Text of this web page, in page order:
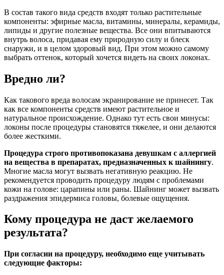
В состав такого вида средств входят только растительные
компоненты: эфирные масла, витамины, минералы, керамиды,
липиды и другие полезные вещества. Все они впитываются
внутрь волоса, придавая ему природную силу и блеск
снаружи, и в целом здоровый вид. При этом можно самому
выбрать оттенок, который хочется видеть на своих локонах.
Вредно ли?
Как такового вреда волосам экранирование не принесет. Так
как все компоненты средств имеют растительное и
натуральное происхождение. Однако тут есть свои минусы:
локоны после процедуры становятся тяжелее, и они делаются
более жесткими.
Процедура строго противопоказана девушкам с аллергией
на вещества в препаратах, предназначенных к шайнингу.
Многие масла могут вызвать негативную реакцию. Не
рекомендуется проводить процедуру людям с проблемами
кожи на голове: царапины или раны. Шайнинг может вызвать
раздражения эпидермиса головы, болевые ощущения.
Кому процедура не даст желаемого
результата?
При согласии на процедуру, необходимо еще учитывать
следующие факторы: